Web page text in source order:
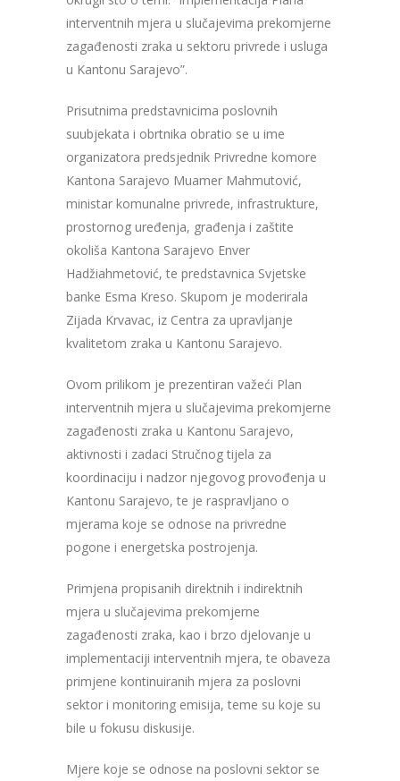
interventnih mjera u slučajevima prekomjerne
zagađenosti zraka u sektoru privrede i usluga
u Kantonu Sarajevo”.
Prisutnima predstavnicima poslovnih
suubjekata i obrtnika obratio se u ime
organizatora predsjednik Privredne komore
Kantona Sarajevo Muamer Mahmutović,
ministar komunalne privrede, infrastrukture,
prostornog uređenja, građenja i zaštite
okoliša Kantona Sarajevo Enver
Hadžiahmetović, te predstavnica Svjetske
banke Esma Kreso. Skupom je moderirala
Zijada Krvavac, iz Centra za upravljanje
kvalitetom zraka u Kantonu Sarajevo.
Ovom prilikom je prezentiran važeći Plan
interventnih mjera u slučajevima prekomjerne
zagađenosti zraka u Kantonu Sarajevo,
aktivnosti i zadaci Stručnog tijela za
koordinaciju i nadzor njegovog provođenja u
Kantonu Sarajevo, te je raspravljano o
mjerama koje se odnose na privredne
pogone i energetska postrojenja.
Primjena propisanih direktnih i indirektnih
mjera u slučajevima prekomjerne
zagađenosti zraka, kao i brzo djelovanje u
implementaciji interventnih mjera, te obaveza
primjene kontinuiranih mjera za poslovni
sektor i monitoring emisija, teme su koje su
bile u fokusu diskusije.
Mjere koje se odnose na poslovni sektor se